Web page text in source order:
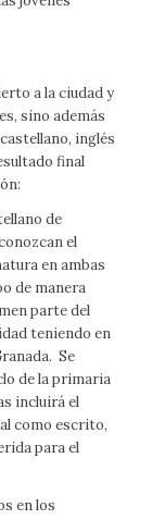
a la ciudad y
sino además
inglés
final
de
el
en ambas
de manera
parte del
teniendo en
Se
de la primaria
incluirá el
como escrito,
para el
en los